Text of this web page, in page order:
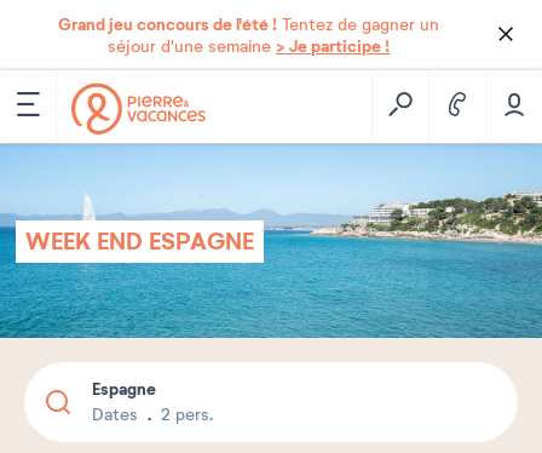
Grand jeu concours de l'été ! Tentez de gagner un
séjour d'une semaine > Je participe !
WEEK END ESPAGNE
Espagne
Dates 2 pers.